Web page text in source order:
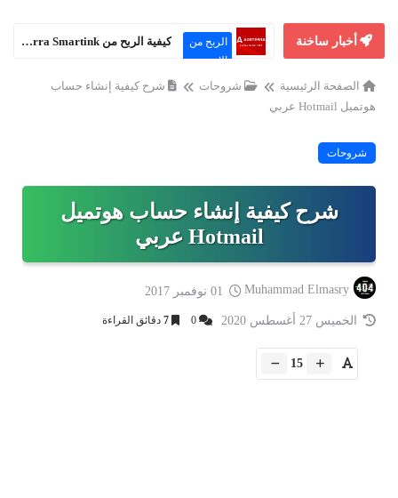
أخبار ساخنة
الربح من
الإنترنت
كيفية الربح من Adsterra Smartink حتى بدون موقع إلكتروني
الصفحة الرئيسية شروحات
شرح كيفية إنشاء حساب
هوتميل Hotmail عربي
شروحات
شرح كيفية إنشاء حساب هوتميل
Hotmail عربي
Muhammad Elmasry
الخميس 27 أغسطس 2020 0
7 دقائق القراءة
15